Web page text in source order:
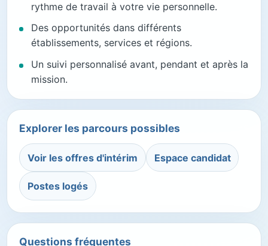
rythme de travail à votre vie personnelle.
Des opportunités dans différents
établissements, services et régions.
Un suivi personnalisé avant, pendant et après la
mission.
Explorer les parcours possibles
Voir les offres d'intérim Espace candidat
Postes logés
Questions fréquentes